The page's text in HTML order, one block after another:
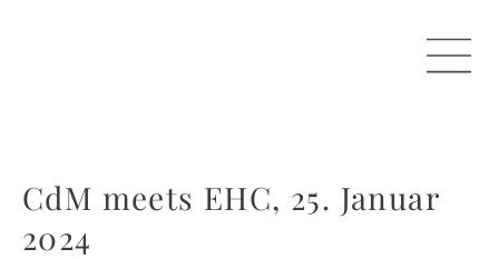
CdM meets EHC, 25. Januar
2024